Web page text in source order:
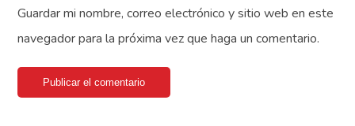
Guardar mi nombre, correo electrónico y sitio web en este
navegador para la próxima vez que haga un comentario.
Publicar el comentario